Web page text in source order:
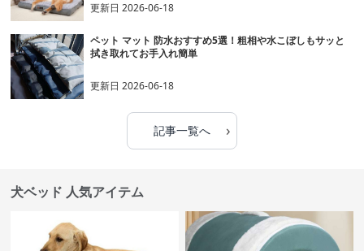
更新日2026-06-18
ペット マット 防水おすすめ5選！粗相や水こぼしもサッと
拭き取れてお手入れ簡単
更新日2026-06-18
記事一覧へ ›
犬ベッド 人気アイテム